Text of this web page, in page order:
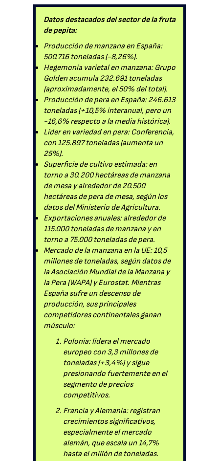
Datos destacados del sector de la fruta
de pepita:
Producción de manzana en España:
500.716 toneladas (-8,26%).
Hegemonía varietal en manzana: Grupo
Golden acumula 232.691 toneladas
(aproximadamente, el 50% del total).
Producción de pera en España: 246.613
toneladas (+10,5% interanual, pero un
-16,6% respecto a la media histórica).
Líder en variedad en pera: Conferencia,
con 125.897 toneladas (aumenta un
25%).
Superficie de cultivo estimada: en
torno a 30.200 hectáreas de manzana
de mesa y alrededor de 20.500
hectáreas de pera de mesa, según los
datos del Ministerio de Agricultura.
Exportaciones anuales: alrededor de
115.000 toneladas de manzana y en
torno a 75.000 toneladas de pera.
Mercado de la manzana en la UE: 10,5
millones de toneladas, según datos de
la Asociación Mundial de la Manzana y
la Pera (WAPA) y Eurostat. Mientras
España sufre un descenso de
producción, sus principales
competidores continentales ganan
músculo:
Polonia: lidera el mercado
europeo con 3,3 millones de
toneladas (+3,4%) y sigue
presionando fuertemente en el
segmento de precios
competitivos.
Francia y Alemania: registran
crecimientos significativos,
especialmente el mercado
alemán, que escala un 14,7%
hasta el millón de toneladas.